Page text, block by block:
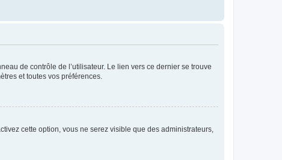
de contrôle de l’utilisateur. Le lien vers ce dernier se trouve
et toutes vos préférences.
cette option, vous ne serez visible que des administrateurs,